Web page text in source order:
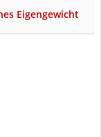
Eigengewicht